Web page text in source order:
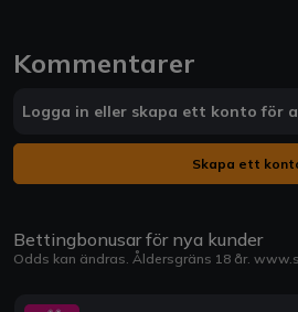
Kommentarer
Logga in eller skapa ett konto för
Skapa ett
Bettingbonusar för nya kunder
Odds kan ändras. Åldersgräns 18 år.